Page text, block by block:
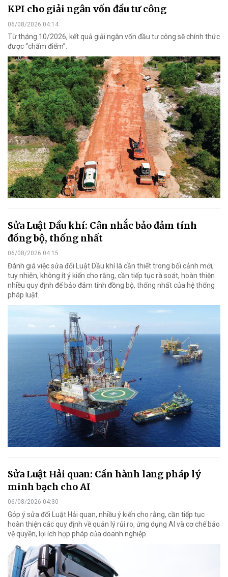
KPI cho giải ngân vốn đầu tư công
06/08/2026 04:14
Từ tháng 10/2026, kết quả giải ngân vốn đầu tư công sẽ chính thức
được “chấm điểm”.
Sửa Luật Dầu khí: Cân nhắc bảo đảm tính
đồng bộ, thống nhất
06/08/2026 04:15
Đánh giá việc sửa đổi Luật Dầu khí là cần thiết trong bối cảnh mới,
tuy nhiên, không ít ý kiến cho rằng, cần tiếp tục rà soát, hoàn thiện
nhiều quy định để bảo đảm tính đồng bộ, thống nhất của hệ thống
pháp luật.
Sửa Luật Hải quan: Cần hành lang pháp lý
minh bạch cho AI
06/08/2026 04:30
Góp ý sửa đổi Luật Hải quan, nhiều ý kiến cho rằng, cần tiếp tục
hoàn thiện các quy định về quản lý rủi ro, ứng dụng AI và cơ chế bảo
vệ quyền, lợi ích hợp pháp của doanh nghiệp.